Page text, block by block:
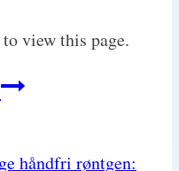
view this page.
DA4291:
chronic